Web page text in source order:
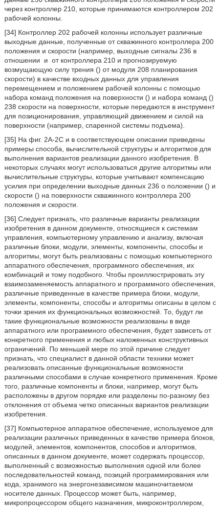
через контроллер 210, которые принимаются контроллером 202
рабочей колонны.
[34] Контроллер 202 рабочей колонны использует различные
выходные данные, полученные от скважинного контроллера 200
положения и скорости (например, выходные сигналы 236 в
отношении
и от контроллера 210 и прогнозируемую
возмущающую силу трения () от модуля 208 планирования
скорости) в качестве входных данных для управления
перемещением и положением рабочей колонны с помощью
набора команд положения на поверхности () и набора команд ()
238 скорости на поверхности, которые передаются в инструмент
для позиционирования, управляющий движением и силой на
поверхности (например, спаренной системы подъема).
[35] На фиг. 2A-2C и в соответствующем описании приведены
примеры способа, вычислительной структуры и алгоритмов для
выполнения вариантов реализации данного изобретения. В
некоторых случаях могут использоваться другие алгоритмы или
вычислительные структуры, которые учитывают компенсацию
усилия при определении выходные данных 236 о положении () и
скорости () на поверхности скважинного контроллера 200
положения и скорости.
[36] Следует признать, что различные варианты реализации
изобретения в данном документе, относящиеся к системам
управления, компьютерному управлению и анализу, включая
различные блоки, модули, элементы, компоненты, способы и
алгоритмы, могут быть реализованы с помощью компьютерного
аппаратного обеспечения, программного обеспечения, их
комбинаций и тому подобного. Чтобы проиллюстрировать эту
взаимозаменяемость аппаратного и программного обеспечения,
различные приведенные в качестве примера блоки, модули,
элементы, компоненты, способы и алгоритмы описаны в целом с
точки зрения их функциональных возможностей. То, будут ли
такие функциональные возможности реализованы в виде
аппаратного или программного обеспечения, будет зависеть от
конкретного применения и любых наложенных конструктивных
ограничений. По меньшей мере по этой причине следует
признать, что специалист в данной области техники может
реализовать описанные функциональные возможности
различными способами в случае конкретного применения. Кроме
того, различные компоненты и блоки, например, могут быть
расположены в другом порядке или разделены по-разному без
отклонения от объема четко описанных вариантов реализации
изобретения.
[37] Компьютерное аппаратное обеспечение, используемое для
реализации различных приведенных в качестве примера блоков,
модулей, элементов, компонентов, способов и алгоритмов,
описанных в данном документе, может содержать процессор,
выполненный с возможностью выполнения одной или более
последовательностей команд, позиций программирования или
кода, хранимого на энергонезависимом машиночитаемом
носителе данных. Процессор может быть, например,
микропроцессором общего назначения, микроконтроллером,